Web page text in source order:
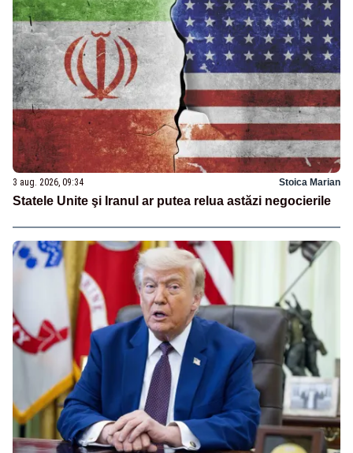
3 aug. 2026, 09:34 Stoica Marian
Statele Unite şi Iranul ar putea relua astăzi negocierile